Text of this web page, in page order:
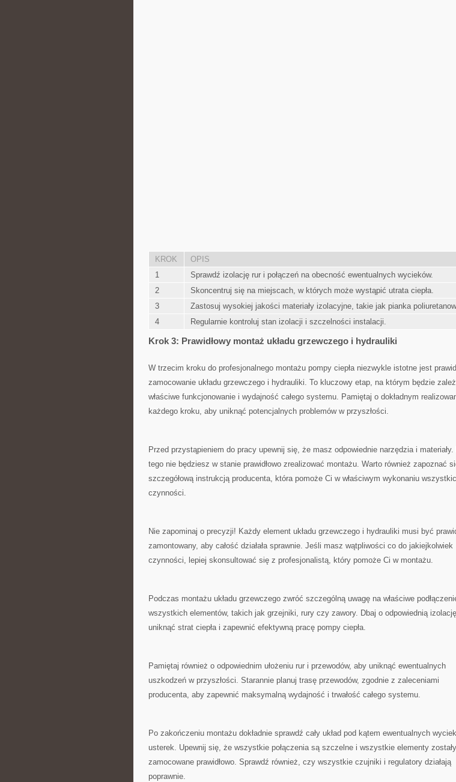
KROK
OPIS
1
Sprawdź izolację​ rur i połączeń na obecność ewentualnych wycieków.
2
Skoncentruj się na‌ miejscach, w których może wystąpić utrata ciepła.
3
Zastosuj wysokiej jakości materiały izolacyjne,​ takie jak pianka
4
Regularnie kontroluj stan izolacji i szczelności instalacji.
Krok 3: Prawidłowy montaż układu grzewczego i hydrauliki
W ⁢trzecim ‍kroku do profesjonalnego montażu pompy ⁣ciepła niezwykle⁤ istotne​ jest
zamocowanie układu grzewczego i hydrauliki. ⁢To kluczowy‍ etap, na którym⁢ będzie
⁢właściwe funkcjonowanie i wydajność całego systemu.‌ Pamiętaj o⁣ dokładnym
‍każdego kroku, aby uniknąć potencjalnych problemów⁢ w przyszłości.
Przed przystąpieniem do⁢ pracy ‍upewnij się, ​że masz odpowiednie narzędzia i materiały.
⁢tego nie będziesz ⁣w stanie prawidłowo zrealizować montażu.⁣ Warto również zapoznać
szczegółową instrukcją producenta, która pomoże Ci w właściwym wykonaniu⁢
czynności.
Nie zapominaj o precyzji! Każdy element układu grzewczego i hydrauliki musi być
zamontowany, aby całość działała sprawnie. Jeśli masz wątpliwości co do jakiejkolwiek
czynności, lepiej skonsultować się z profesjonalistą, który ⁣pomoże Ci w ⁤montażu.
Podczas montażu układu grzewczego zwróć szczególną uwagę na właściwe
wszystkich‍ elementów,⁤ takich jak⁣ grzejniki, rury czy zawory. Dbaj​ o odpowiednią
uniknąć strat⁤ ciepła i⁢ zapewnić efektywną pracę pompy ciepła.
Pamiętaj również o odpowiednim ułożeniu rur i⁢ przewodów, aby uniknąć ewentualnych
uszkodzeń w przyszłości. Starannie‍ planuj trasę przewodów, zgodnie​ z zaleceniami⁤
producenta,‌ aby zapewnić maksymalną wydajność i trwałość całego systemu.
Po zakończeniu montażu dokładnie sprawdź⁣ cały układ pod kątem ewentualnych
usterek. Upewnij ‌się, że wszystkie ‍połączenia są ‌szczelne i⁤ wszystkie elementy zostały
zamocowane​ prawidłowo.​ Sprawdź również, czy wszystkie czujniki i regulatory działają
poprawnie.